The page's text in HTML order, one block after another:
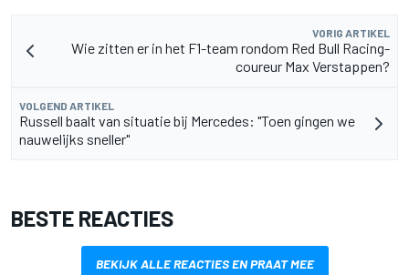
VORIG ARTIKEL
Wie zitten er in het F1-team rondom Red Bull Racing-
coureur Max Verstappen?
VOLGEND ARTIKEL
Russell baalt van situatie bij Mercedes: "Toen gingen we
nauwelijks sneller"
BESTE REACTIES
BEKIJK ALLE REACTIES EN PRAAT MEE